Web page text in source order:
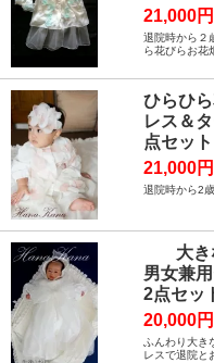
21,000
退院時から２
ら花びらお花
ひらひ
レス＆
点セット
21,000
退院時から2
大
男女兼
2点セッ
20,000
ふんわり大き
レスで退院と